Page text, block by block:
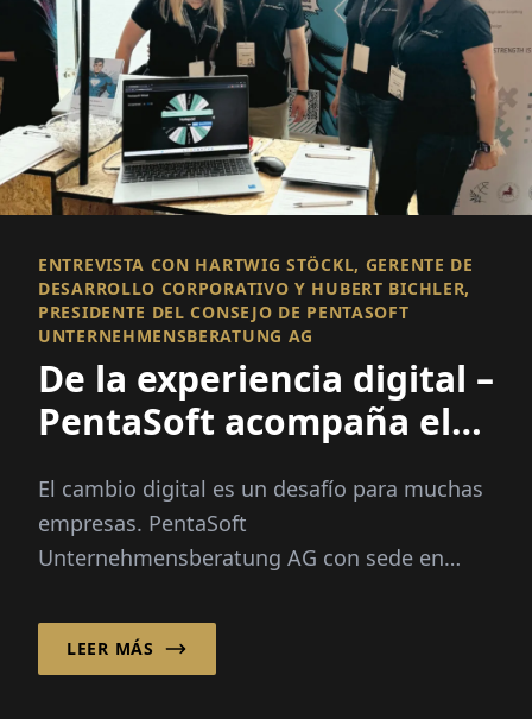
ENTREVISTA CON HARTWIG STÖCKL, GERENTE DE
DESARROLLO CORPORATIVO Y HUBERT BICHLER,
PRESIDENTE DEL CONSEJO DE PENTASOFT
UNTERNEHMENSBERATUNG AG
De la experiencia digital –
PentaSoft acompaña el
El cambio digital es un desafío para muchas
empresas. PentaSoft
Unternehmensberatung AG con sede en
desde...
LEER MÁS